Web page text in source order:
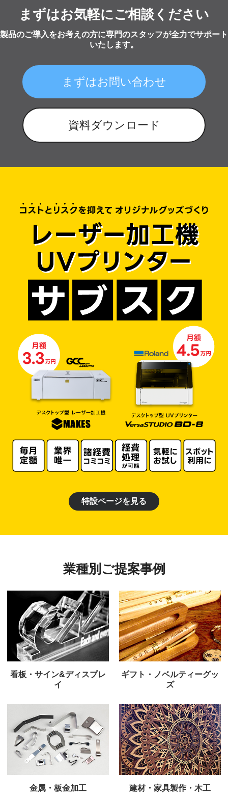
まずはお気軽にご相談ください
製品のご導入をお考えの方に専門のスタッフが全力でサポート
いたします。
まずはお問い合わせ
資料ダウンロード
特設ページを見る
業種別ご提案事例
看板・サイン&ディスプレ
イ
ギフト・ノベルティーグッ
ズ
金属・板金加工 建材・家具製作・木工